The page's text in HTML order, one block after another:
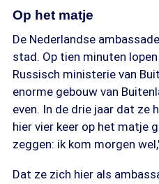
Op het matje
De Nederlandse
stad. Op tien minuten
Russisch ministerie van
enorme gebouw van
even. In de drie jaar dat ze
hier vier keer op het matje
zeggen: ik kom morgen
Dat ze zich hier als